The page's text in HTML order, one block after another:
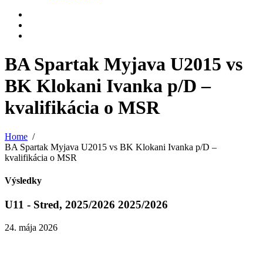
BA Spartak Myjava U2015 vs
BK Klokani Ivanka p/D –
kvalifikácia o MSR
Home
BA Spartak Myjava U2015 vs BK Klokani Ivanka p/D –
kvalifikácia o MSR
Výsledky
U11 - Stred, 2025/2026 2025/2026
24. mája 2026